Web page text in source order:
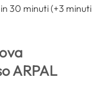
30 minuti (+3 minuti
ARPAL